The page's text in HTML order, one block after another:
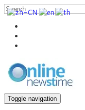
Toggle navigation